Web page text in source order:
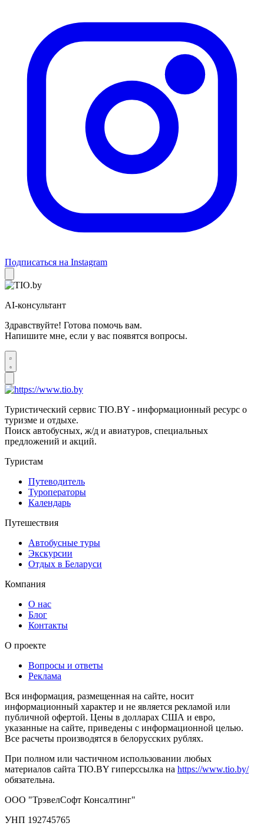
Подписаться на Instagram
AI-консультант
Здравствуйте! Готова помочь вам.
Напишите мне, если у вас появятся вопросы.
Туристический сервис TIO.BY - информационный ресурс о
туризме и отдыхе.
Поиск автобусных, ж/д и авиатуров, специальных
предложений и акций.
Туристам
Путеводитель
Туроператоры
Календарь
Путешествия
Автобусные туры
Экскурсии
Отдых в Беларуси
Компания
О нас
Блог
Контакты
О проекте
Вопросы и ответы
Реклама
Вся информация, размещенная на сайте, носит
информационный характер и не является рекламой или
публичной офертой. Цены в долларах США и евро,
указанные на сайте, приведены с информационной целью.
Все расчеты производятся в белорусских рублях.
При полном или частичном использовании любых
материалов сайта TIO.BY гиперссылка на https://www.tio.by/
обязательна.
ООО "ТрэвелСофт Консалтинг"
УНП 192745765